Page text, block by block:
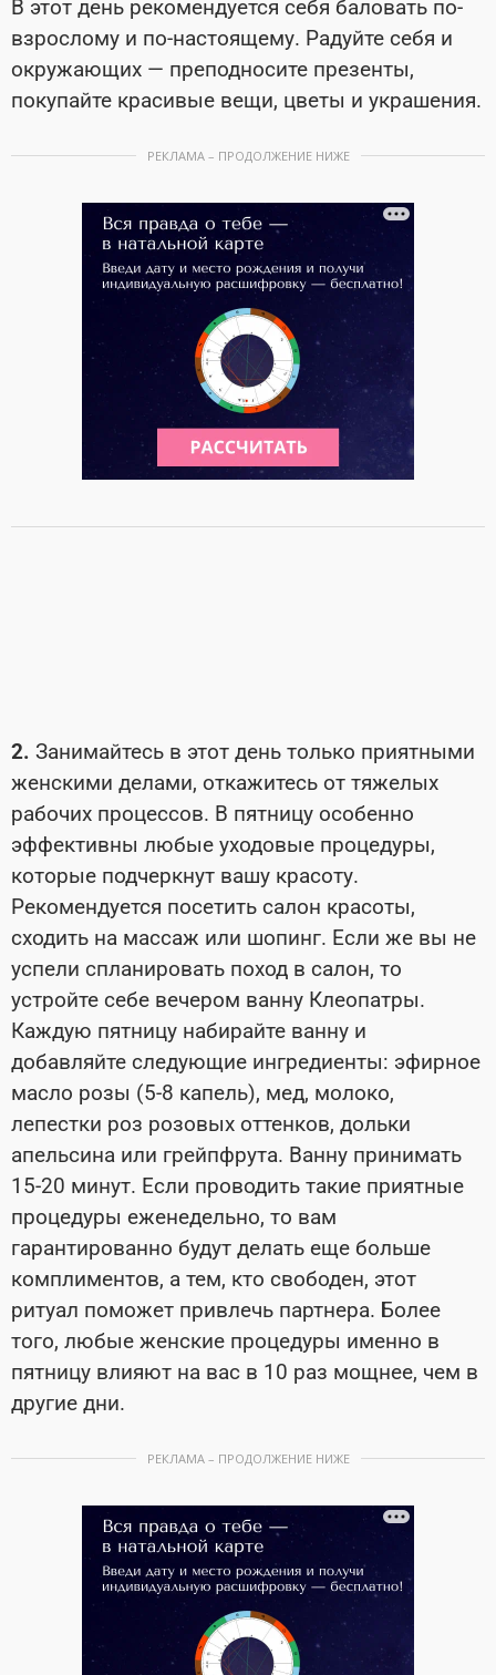
В этот день рекомендуется себя баловать по-
взрослому и по-настоящему. Радуйте себя и
окружающих — преподносите презенты,
покупайте красивые вещи, цветы и украшения.
РЕКЛАМА – ПРОДОЛЖЕНИЕ НИЖЕ
2. Занимайтесь в этот день только приятными
женскими делами, откажитесь от тяжелых
рабочих процессов. В пятницу особенно
эффективны любые уходовые процедуры,
которые подчеркнут вашу красоту.
Рекомендуется посетить салон красоты,
сходить на массаж или шопинг. Если же вы не
успели спланировать поход в салон, то
устройте себе вечером ванну Клеопатры.
Каждую пятницу набирайте ванну и
добавляйте следующие ингредиенты: эфирное
масло розы (5-8 капель), мед, молоко,
лепестки роз розовых оттенков, дольки
апельсина или грейпфрута. Ванну принимать
15-20 минут. Если проводить такие приятные
процедуры еженедельно, то вам
гарантированно будут делать еще больше
комплиментов, а тем, кто свободен, этот
ритуал поможет привлечь партнера. Более
того, любые женские процедуры именно в
пятницу влияют на вас в 10 раз мощнее, чем в
другие дни.
РЕКЛАМА – ПРОДОЛЖЕНИЕ НИЖЕ